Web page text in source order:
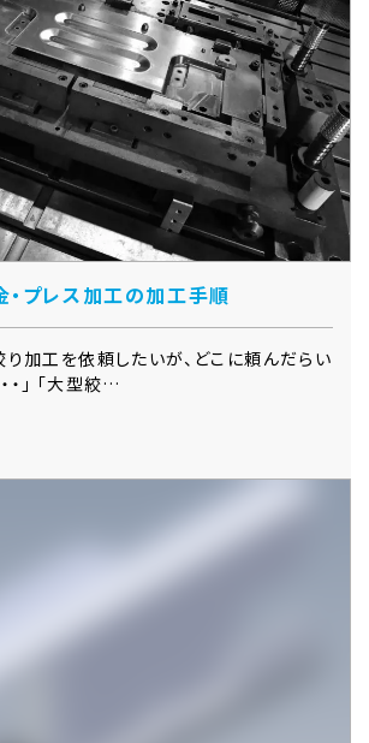
プレス加工の加工手順
り加工を依頼したいが、どこに頼んだらい
・」 「大型絞…